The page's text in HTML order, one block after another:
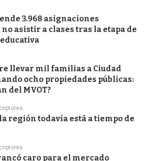
3.968 asignaciones
asistir a clases tras la etapa de
llevar mil familias a Ciudad
ocho propiedades públicas:
del MVOT?
región todavía está a tiempo de
caro para el mercado